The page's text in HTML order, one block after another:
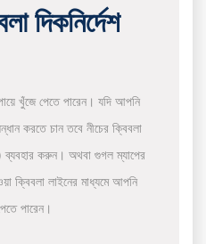
দিকনির্দেশ
খুঁজে পেতে পারেন। যদি আপনি
করতে চান তবে নীচের ক্বিবলা
করুন। অথবা গুগল ম্যাপের
ক্বিবলা লাইনের মাধ্যমে আপনি
পারেন।